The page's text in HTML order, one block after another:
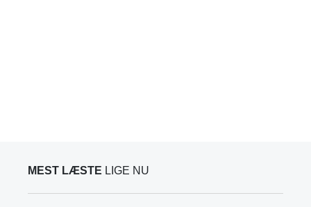
MEST LÆSTE LIGE NU